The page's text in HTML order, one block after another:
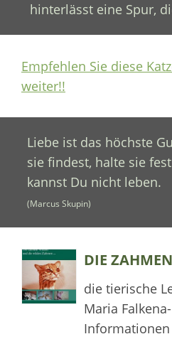
hinterlässt eine Spur,
Empfehlen Sie diese
weiter!!
Liebe ist das höchste
sie findest, halte sie
kannst Du nicht leben.
(Marcus Skupin)
DIE
die tierische
Maria